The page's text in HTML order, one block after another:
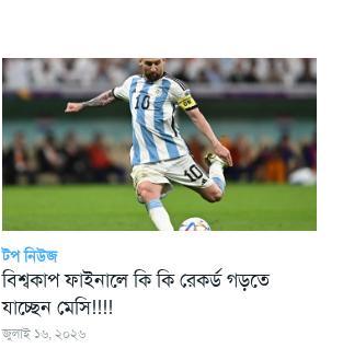
টপ নিউজ
বিশ্বকাপ ফাইনালে কি কি রেকর্ড গড়তে
যাচ্ছেন মেসি!!!!
জুলাই ১৬, ২০২৬